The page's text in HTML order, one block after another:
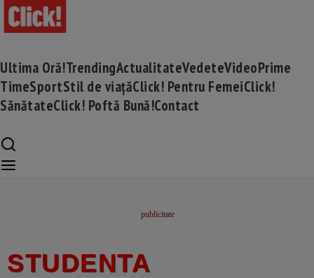
Ultima Oră!TrendingActualitateVedeteVideoPrime
TimeSportStil de viațăClick! Pentru FemeiClick!
SănătateClick! Poftă Bună!Contact
STUDENTA